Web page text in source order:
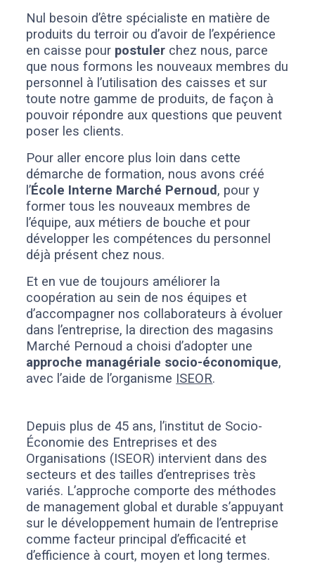
Nul besoin d’être spécialiste en matière de
produits du terroir ou d’avoir de l’expérience
en caisse pour postuler chez nous, parce
que nous formons les nouveaux membres du
personnel à l’utilisation des caisses et sur
toute notre gamme de produits, de façon à
pouvoir répondre aux questions que peuvent
poser les clients.
Pour aller encore plus loin dans cette
démarche de formation, nous avons créé
l’École Interne Marché Pernoud , pour y
former tous les nouveaux membres de
l’équipe, aux métiers de bouche et pour
développer les compétences du personnel
déjà présent chez nous.
Et en vue de toujours améliorer la
coopération au sein de nos équipes et
d’accompagner nos collaborateurs à évoluer
dans l’entreprise, la direction des magasins
Marché Pernoud a choisi d’adopter une
approche managériale socio-économique,
avec l’aide de l’organisme ISEOR.
Depuis plus de 45 ans, l’institut de Socio-
Économie des Entreprises et des
Organisations (ISEOR) intervient dans des
secteurs et des tailles d’entreprises très
variés. L’approche comporte des méthodes
de management global et durable s’appuyant
sur le développement humain de l’entreprise
comme facteur principal d’efficacité et
d’efficience à court, moyen et long termes.